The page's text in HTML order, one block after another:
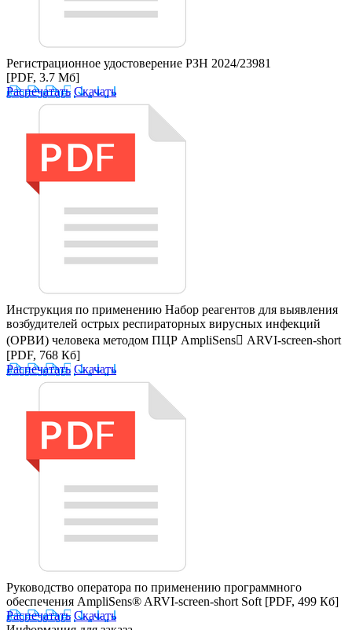
Регистрационное удостоверение РЗН 2024/23981
[PDF, 3.7 Мб]
Распечатать Скачать
Инструкция по применению Набор реагентов для выявления
возбудителей острых респираторных вирусных инфекций
(ОРВИ) человека методом ПЦР AmpliSens ARVI-screen-short
[PDF, 768 Кб]
Распечатать Скачать
Руководство оператора по применению программного
обеспечения AmpliSens® ARVI-screen-short Soft [PDF, 499 Кб]
Распечатать Скачать